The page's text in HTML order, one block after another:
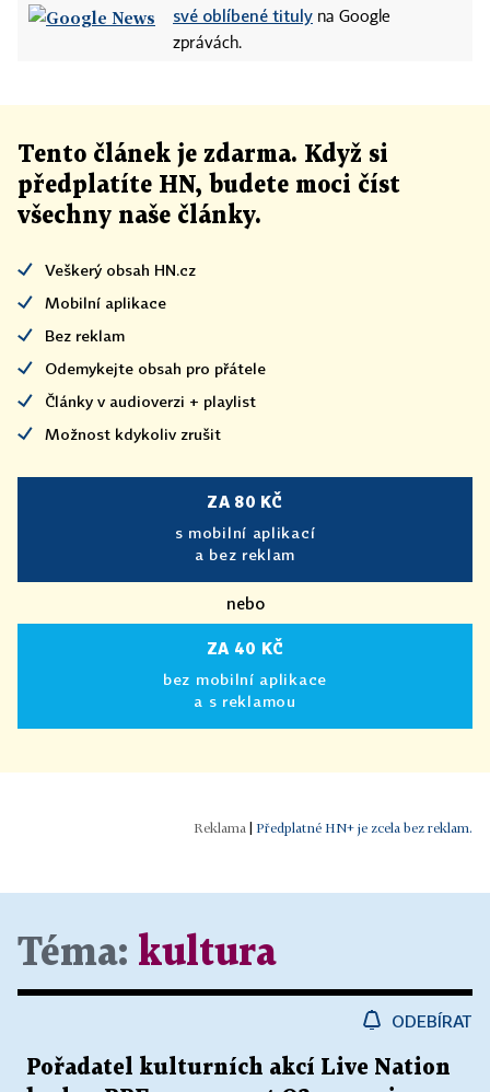
své oblíbené tituly na Google
zprávách.
Tento článek je zdarma. Když si
předplatíte HN, budete moci číst
všechny naše články.
Veškerý obsah HN.cz
Mobilní aplikace
Bez reklam
Odemykejte obsah pro přátele
Články v audioverzi + playlist
Možnost kdykoliv zrušit
ZA 80 KČ
s mobilní aplikací
a bez reklam
nebo
ZA 40 KČ
bez mobilní aplikace
a s reklamou
Předplatné HN+ je zcela bez reklam.
Téma: kultura
ODEBÍRAT
Pořadatel kulturních akcí Live Nation